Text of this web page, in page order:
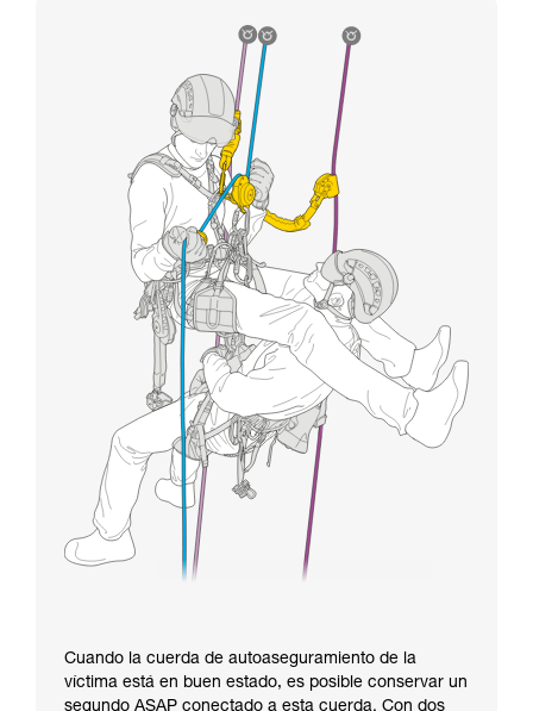
Cuando la cuerda de autoaseguramiento de la
víctima está en buen estado, es posible conservar un